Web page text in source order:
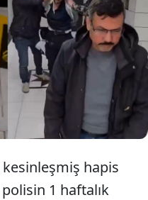
hapis cezası
yakalandığı yer 'yok artık'
şahsın 2 aydır
yaşadığı ortaya çıktı.
kesinleşmiş hapis
polisin 1 haftalık